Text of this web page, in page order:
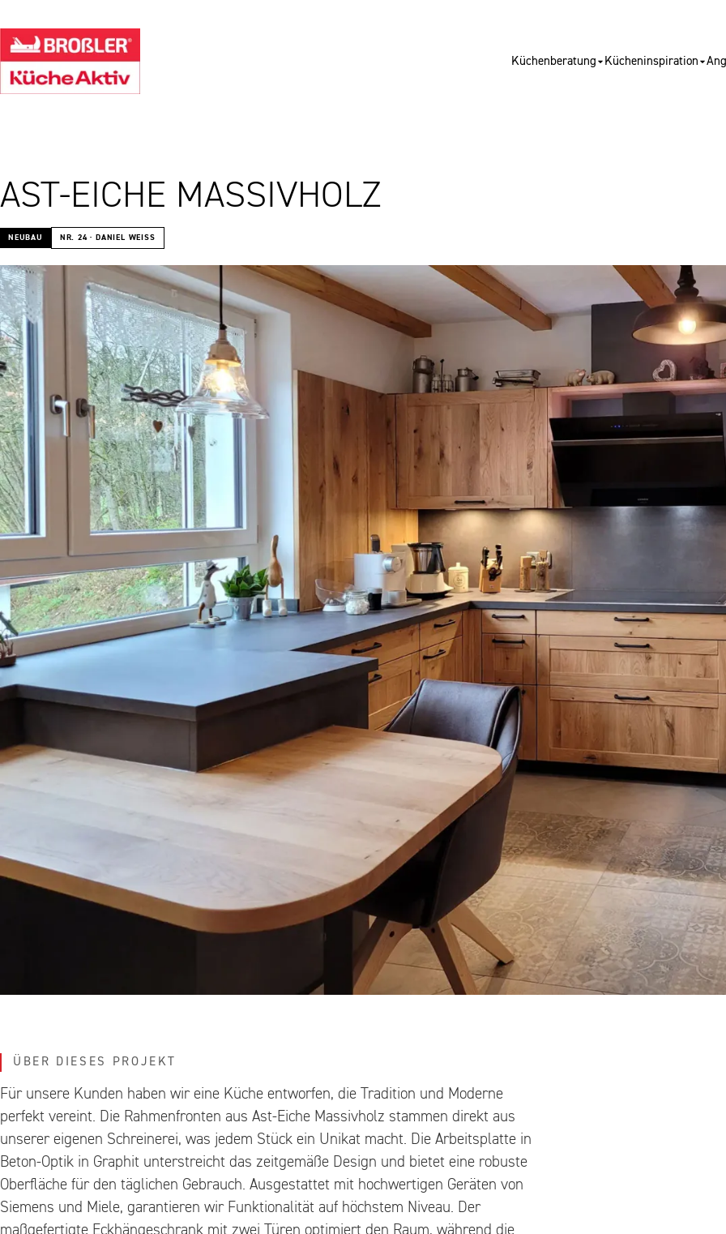
Küchenberatung Kücheninspiration
AST-EICHE MASSIVHOLZ
NEUBAU NR. 24 · DANIEL WEISS
ÜBER DIESES PROJEKT
Für unsere Kunden haben wir eine Küche entworfen, die Tradition und Moderne
perfekt vereint. Die Rahmenfronten aus Ast-Eiche Massivholz stammen direkt aus
unserer eigenen Schreinerei, was jedem Stück ein Unikat macht. Die Arbeitsplatte in
Beton-Optik in Graphit unterstreicht das zeitgemäße Design und bietet eine robuste
Oberfläche für den täglichen Gebrauch. Ausgestattet mit hochwertigen Geräten von
Siemens und Miele, garantieren wir Funktionalität auf höchstem Niveau. Der
maßgefertigte Eckhängeschrank mit zwei Türen optimiert den Raum, während die